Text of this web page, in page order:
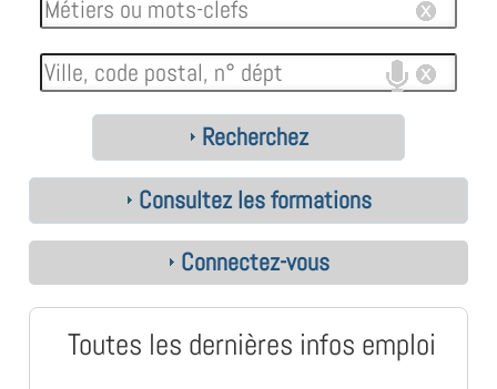
Recherchez
Consultez les formations
Connectez-vous
Toutes les dernières infos emploi